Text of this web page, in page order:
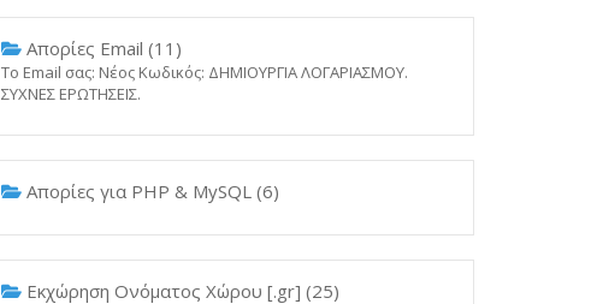
Απορίες Email (11)
Το Email σας: Νέος Κωδικός: ΔΗΜΙΟΥΡΓΙΑ ΛΟΓΑΡΙΑΣΜΟΥ.
ΣΥΧΝΕΣ ΕΡΩΤΗΣΕΙΣ.
Απορίες για PHP & MySQL (6)
Εκχώρηση Ονόματος Χώρου [.gr] (25)